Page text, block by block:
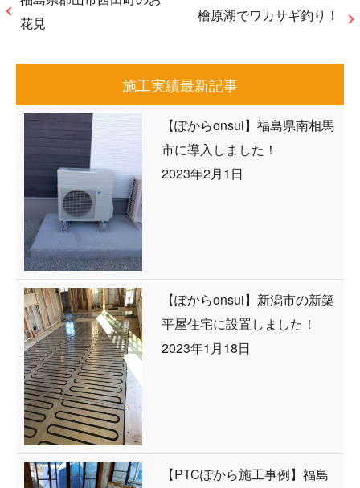
花見
檜原湖でワカサギ釣り！
施工実績最新記事
【ぽからonsui】福島県南相馬
市に導入しました！
2023年2月1日
【ぽからonsui】新潟市の新築
平屋住宅に設置しました！
2023年1月18日
【PTCぽから施工事例】福島